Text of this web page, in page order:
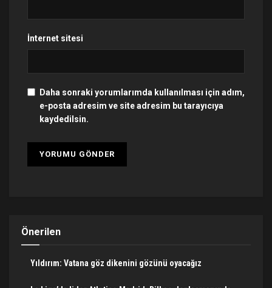
İnternet sitesi
Daha sonraki yorumlarımda kullanılması için adım,
e-posta adresim ve site adresim bu tarayıcıya
kaydedilsin.
Önerilen
Yıldırım: Vatana göz dikenini gözünü oyacağız